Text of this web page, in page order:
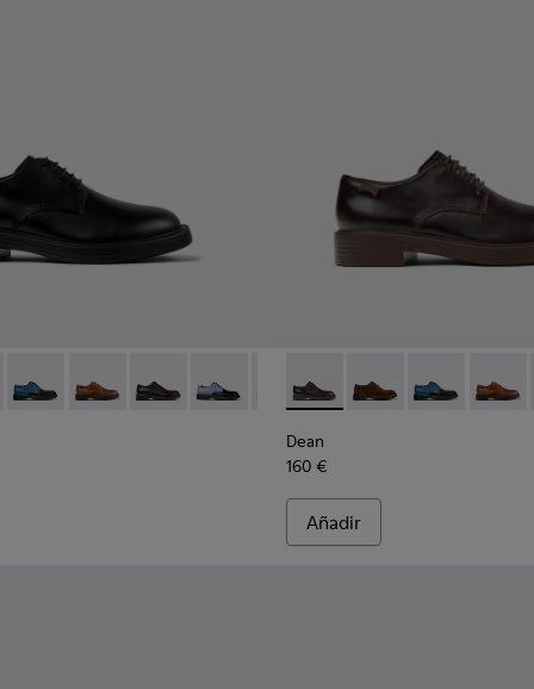
hombre.
piel marrones para hombre.
003 002
001 - Zapatos de piel negros para hombre.
K100979-027 - Zapatos de ante marrones para hombre.
Dean - K100979-026 - Zapatos de piel multicolor para
Dean - K100979-025 - Zapatos marrones de piel para
Dean - K100979-022 - Zapatos de piel negros
Dean - K100979-016
Dean - K100979-015
Dean - K100979-014
Dean - K100979-
Dean -
Dean - K100979-002 -
Dean - K100979-027
Dean - Dean
Dean
160 €
Añadir